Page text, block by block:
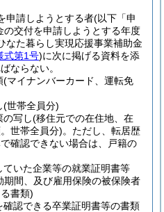
申請しようとする者(以下「申
の交付を申請しようとする年度
なた暮らし実現応援事業補助金
式第1号)に次に掲げる資料を添
ならない。
(マイナンバーカード、運転免
(世帯全員分)
の写し(移住元での在住地、在
世帯全員分)。 ただし、転居歴
確認できない場合は、戸籍の
いた企業等の就業証明書等
間、及び雇用保険の被保険者
書類)
認できる卒業証明書等の書類